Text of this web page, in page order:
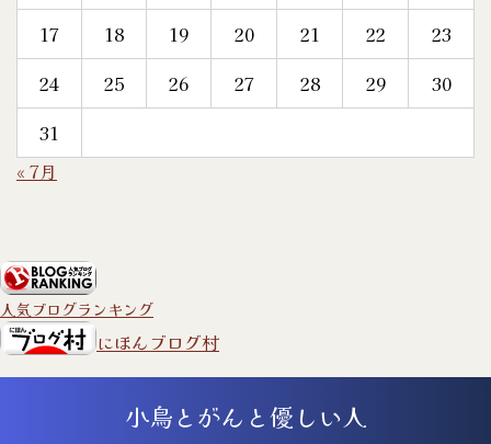
17
18 19 20 21 22
23
24
25 26 27 28 29
30
31
« 7月
人気ブログランキング
にほんブログ村
小鳥とがんと優しい人